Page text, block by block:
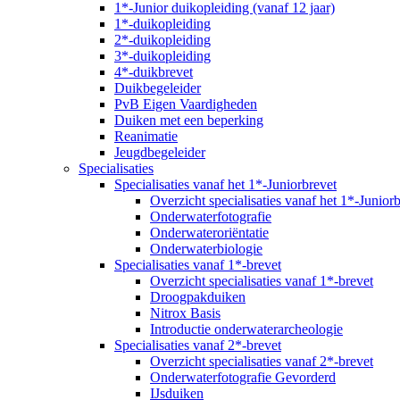
1*-Junior duikopleiding (vanaf 12 jaar)
1*-duikopleiding
2*-duikopleiding
3*-duikopleiding
4*-duikbrevet
Duikbegeleider
PvB Eigen Vaardigheden
Duiken met een beperking
Reanimatie
Jeugdbegeleider
Specialisaties
Specialisaties vanaf het 1*-Juniorbrevet
Overzicht specialisaties vanaf het 1*-
Onderwaterfotografie
Onderwateroriëntatie
Onderwaterbiologie
Specialisaties vanaf 1*-brevet
Overzicht specialisaties vanaf 1*-brevet
Droogpakduiken
Nitrox Basis
Introductie onderwaterarcheologie
Specialisaties vanaf 2*-brevet
Overzicht specialisaties vanaf 2*-brevet
Onderwaterfotografie Gevorderd
IJsduiken